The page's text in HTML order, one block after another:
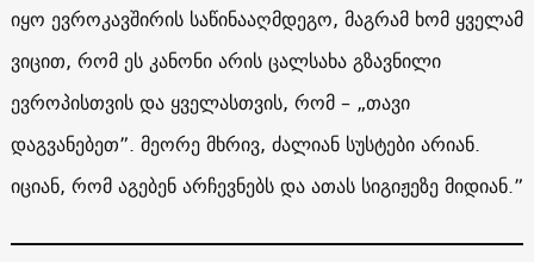
იყო ევროკავშირის საწინააღმდეგო, მაგრამ ხომ ყველამ
ვიცით, რომ ეს კანონი არის ცალსახა გზავნილი
ევროპისთვის და ყველასთვის, რომ – „თავი
დაგვანებეთ”. მეორე მხრივ, ძალიან სუსტები არიან.
იციან, რომ აგებენ არჩევნებს და ათას სიგიჟეზე მიდიან.”